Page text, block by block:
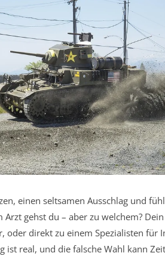
einen seltsamen Ausschlag und
gehst du – aber zu welchem?
oder direkt zu einem Spezialisten für
ist real, und die falsche Wahl kann